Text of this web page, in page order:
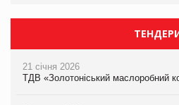
21 січня 2026
ТДВ «Золотоніський маслоробний